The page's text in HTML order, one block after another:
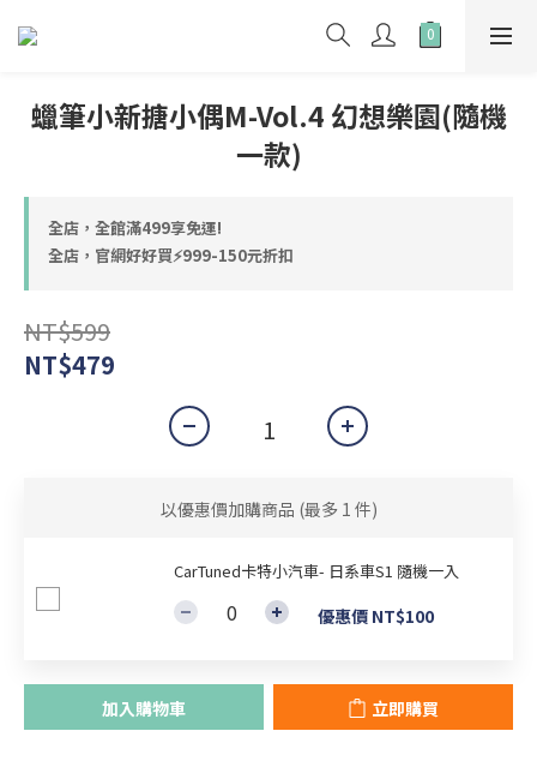
蠟筆小新搪小偶M-Vol.4 幻想樂園(隨機
一款)
全店，全館滿499享免運!
全店，官網好好買⚡999-150元折扣
NT$599
NT$479
以優惠價加購商品 (最多 1 件)
CarTuned卡特小汽車- 日系車S1 隨機一入
優惠價 NT$100
加入購物車 立即購買